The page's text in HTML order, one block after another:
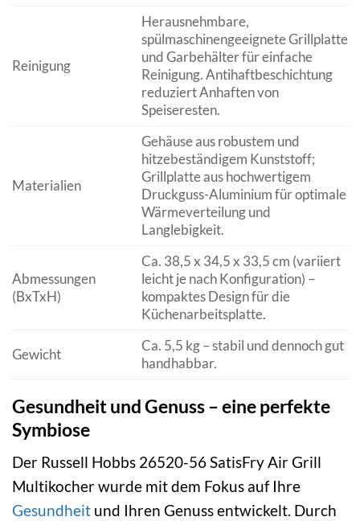
Reinigung
Herausnehmbare,
spülmaschinengeeignete Grillplatte
und Garbehälter für einfache
Reinigung. Antihaftbeschichtung
reduziert Anhaften von
Speiseresten.
Materialien
Gehäuse aus robustem und
hitzebeständigem Kunststoff;
Grillplatte aus hochwertigem
Druckguss-Aluminium für optimale
Wärmeverteilung und
Langlebigkeit.
Abmessungen
(BxTxH)
Ca. 38,5 x 34,5 x 33,5 cm (variiert
leicht je nach Konfiguration) –
kompaktes Design für die
Küchenarbeitsplatte.
Gewicht
Ca. 5,5 kg – stabil und dennoch gut
handhabbar.
Gesundheit und Genuss – eine perfekte
Symbiose
Der Russell Hobbs 26520-56 SatisFry Air Grill
Multikocher wurde mit dem Fokus auf Ihre
Gesundheit und Ihren Genuss entwickelt. Durch